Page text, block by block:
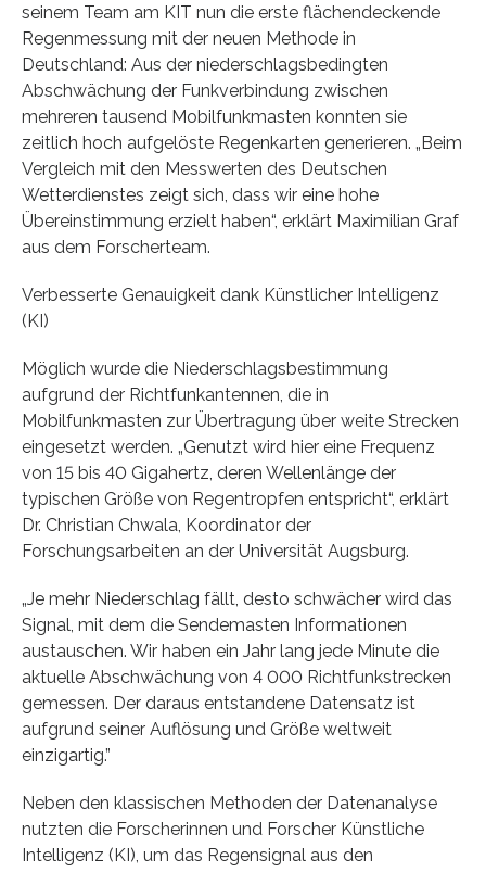
seinem Team am KIT nun die erste flächendeckende
Regenmessung mit der neuen Methode in
Deutschland: Aus der niederschlagsbedingten
Abschwächung der Funkverbindung zwischen
mehreren tausend Mobilfunkmasten konnten sie
zeitlich hoch aufgelöste Regenkarten generieren. „Beim
Vergleich mit den Messwerten des Deutschen
Wetterdienstes zeigt sich, dass wir eine hohe
Übereinstimmung erzielt haben“, erklärt Maximilian Graf
aus dem Forscherteam.
Verbesserte Genauigkeit dank Künstlicher Intelligenz
(KI)
Möglich wurde die Niederschlagsbestimmung
aufgrund der Richtfunkantennen, die in
Mobilfunkmasten zur Übertragung über weite Strecken
eingesetzt werden. „Genutzt wird hier eine Frequenz
von 15 bis 40 Gigahertz, deren Wellenlänge der
typischen Größe von Regentropfen entspricht“, erklärt
Dr. Christian Chwala, Koordinator der
Forschungsarbeiten an der Universität Augsburg.
„Je mehr Niederschlag fällt, desto schwächer wird das
Signal, mit dem die Sendemasten Informationen
austauschen. Wir haben ein Jahr lang jede Minute die
aktuelle Abschwächung von 4 000 Richtfunkstrecken
gemessen. Der daraus entstandene Datensatz ist
aufgrund seiner Auflösung und Größe weltweit
einzigartig.”
Neben den klassischen Methoden der Datenanalyse
nutzten die Forscherinnen und Forscher Künstliche
Intelligenz (KI), um das Regensignal aus den